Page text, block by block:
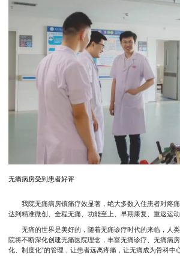
无痛病房受到患者好评
我院无痛病房镇痛疗效显著，绝大多数入住患者对疼痛
达到精准微创、全程无痛、功能至上、早期康复、重返运动
无痛的世界是美好的，随着无痛诊疗时代的来临，人类
院将不断深化创建无痛医院理念，丰富无痛诊疗、无痛病
化、制度化”的管理，让患者远离疼痛，让无痛成为骨科中